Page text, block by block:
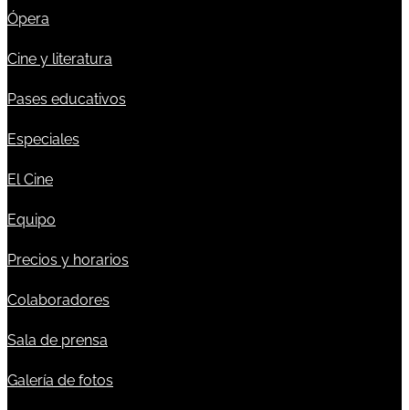
Ópera
Cine y literatura
Pases educativos
Especiales
El Cine
Equipo
Precios y horarios
Colaboradores
Sala de prensa
Galería de fotos